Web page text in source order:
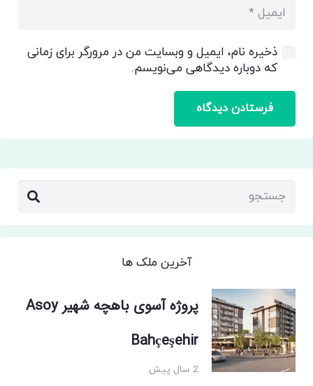
ذخیره نام، ایمیل و وبسایت من در مرورگر برای زمانی
که دوباره دیدگاهی می‌نویسم.
فرستادن دیدگاه
آخرین ملک ها
پروژه آسوی باهچه شهیر Asoy
Bahçeşehir
2 سال پیش